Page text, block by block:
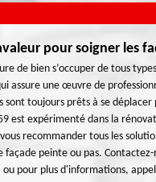
pour soigner les
de bien s’occuper de tous
assure une œuvre de
sont toujours prêts à se
est expérimenté dans la
recommander tous les
façade peinte ou pas. Contactez-
pour plus d'informations,